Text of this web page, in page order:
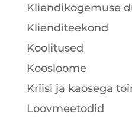
Kliendikogemuse
Klienditeekond
Koolitused
Koosloome
Kriisi ja kaosega
Loovmeetodid